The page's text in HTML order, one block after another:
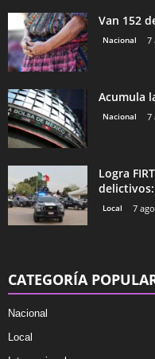
Van 152
Nacional 7
Acumula
Nacional 7
Logra
Local 7
CATEGORÍA
Nacional
Local